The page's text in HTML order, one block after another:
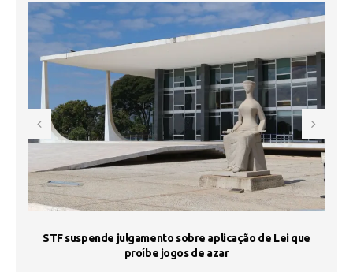
STF suspende julgamento sobre aplicação de Lei que
proíbe jogos de azar